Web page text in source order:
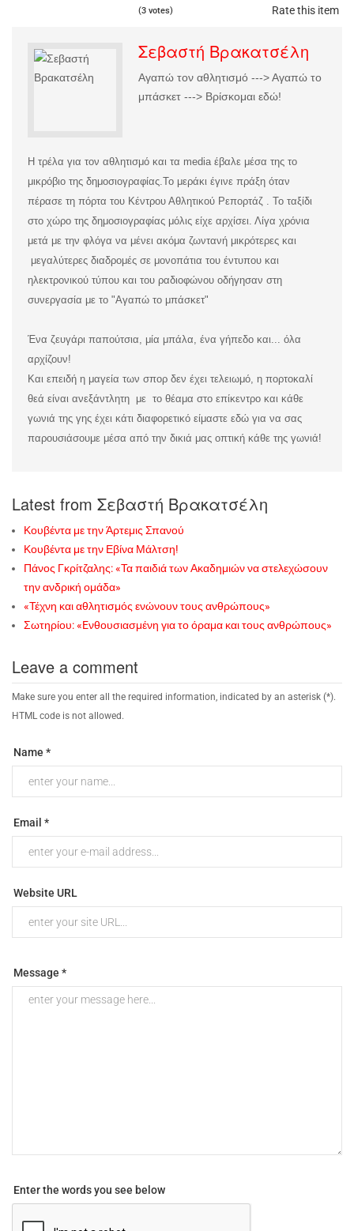
Rate this item
(3 votes)
Σεβαστή Βρακατσέλη
Αγαπώ τον αθλητισμό ---> Αγαπώ το
μπάσκετ ---> Βρίσκομαι εδώ!
Η τρέλα για τον αθλητισμό και τα media έβαλε μέσα της το
μικρόβιο της δημοσιογραφίας. Το μεράκι έγινε πράξη όταν
πέρασε τη πόρτα του Κέντρου Αθλητικού Ρεπορτάζ . Το ταξίδι
στο χώρο της δημοσιογραφίας μόλις είχε αρχίσει. Λίγα χρόνια
μετά με την φλόγα να μένει ακόμα ζωντανή μικρότερες και
μεγαλύτερες διαδρομές σε μονοπάτια του έντυπου και
ηλεκτρονικού τύπου και του ραδιοφώνου οδήγησαν στη
συνεργασία με το "Αγαπώ το μπάσκετ"
Ένα ζευγάρι παπούτσια, μία μπάλα, ένα γήπεδο και... όλα
αρχίζουν!
Και επειδή η μαγεία των σπορ δεν έχει τελειωμό, η πορτοκαλί
θεά είναι ανεξάντλητη με το θέαμα στο επίκεντρο και κάθε
γωνιά της γης έχει κάτι διαφορετικό είμαστε εδώ για να σας
παρουσιάσουμε μέσα από την δικιά μας οπτική κάθε της γωνιά!
Latest from Σεβαστή Βρακατσέλη
Κουβέντα με την Άρτεμις Σπανού
Κουβέντα με την Εβίνα Μάλτση!
Πάνος Γκρίτζαλης: «Τα παιδιά των Ακαδημιών να στελεχώσουν
την ανδρική ομάδα»
«Τέχνη και αθλητισμός ενώνουν τους ανθρώπους»
Σωτηρίου: «Eνθουσιασμένη για το όραμα και τους ανθρώπους»
Leave a comment
Make sure you enter all the required information, indicated by an asterisk (*).
HTML code is not allowed.
Name *
Email *
Website URL
Message *
Enter the words you see below